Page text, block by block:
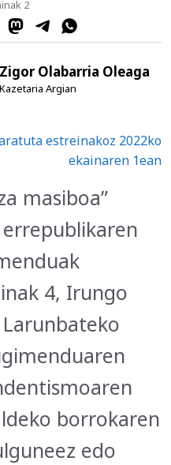
2
Zigor Olabarria Oleaga
Kazetaria Argian
estreinakoz 2022ko
ekainaren 1ean
masiboa”
4, Irungo
borrokaren
edo